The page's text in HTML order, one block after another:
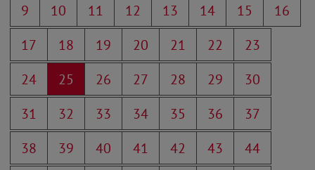
9
10 11 12 13 14 15
16
17
18 19 20 21 22
23
24
25 26 27 28 29
30
31
32 33 34 35 36
37
38
39 40 41 42 43
44